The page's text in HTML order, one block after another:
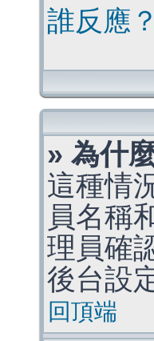
誰反應？
» 為什
這種情
員名稱
理員確
後台設
回頂端